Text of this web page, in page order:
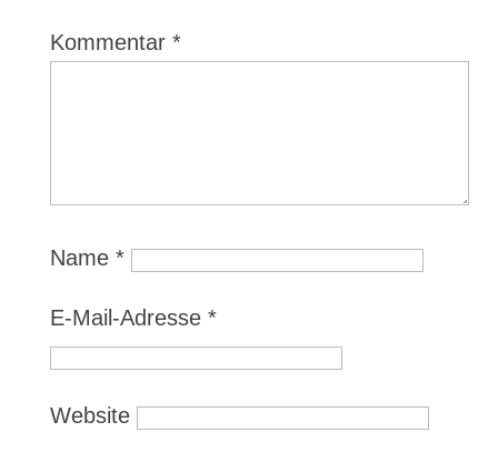
Kommentar *
Name *
E-Mail-Adresse *
Website